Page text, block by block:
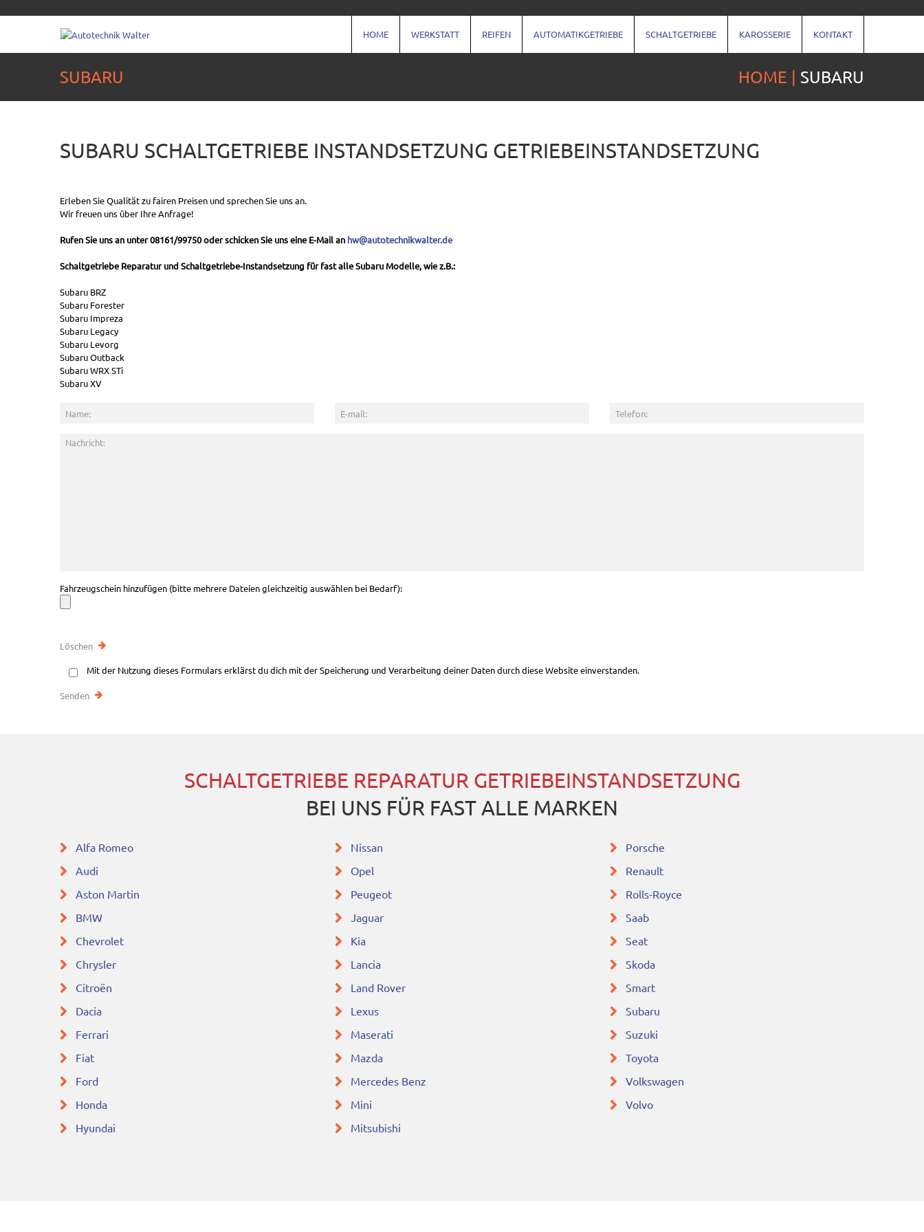
HOME WERKSTATT REIFEN AUTOMATIKGETRIEBE SCHALTGETRIEBE KAROSSERIE KONTAKT
SUBARU HOME SUBARU
SUBARU SCHALTGETRIEBE INSTANDSETZUNG GETRIEBEINSTANDSETZUNG
Erleben Sie Qualität zu fairen Preisen und sprechen Sie uns an.
Wir freuen uns über Ihre Anfrage!
Rufen Sie uns an unter 08161/99750 oder schicken Sie uns eine E-Mail an hw@autotechnikwalter.de
Schaltgetriebe Reparatur und Schaltgetriebe-Instandsetzung für fast alle Subaru Modelle, wie z.B.:
Subaru BRZ
Subaru Forester
Subaru Impreza
Subaru Legacy
Subaru Levorg
Subaru Outback
Subaru WRX STi
Subaru XV
Fahrzeugschein hinzufügen (bitte mehrere Dateien gleichzeitig auswählen bei Bedarf):
Mit der Nutzung dieses Formulars erklärst du dich mit der Speicherung und Verarbeitung deiner Daten durch diese Website einverstanden.
SCHALTGETRIEBE REPARATUR GETRIEBEINSTANDSETZUNG
BEI UNS FÜR FAST ALLE MARKEN
Alfa Romeo
Audi
Aston Martin
BMW
Chevrolet
Chrysler
Citroën
Dacia
Ferrari
Fiat
Ford
Honda
Hyundai
Nissan
Opel
Peugeot
Jaguar
Kia
Lancia
Land Rover
Lexus
Maserati
Mazda
Mercedes Benz
Mini
Mitsubishi
Porsche
Renault
Rolls-Royce
Saab
Seat
Skoda
Smart
Subaru
Suzuki
Toyota
Volkswagen
Volvo